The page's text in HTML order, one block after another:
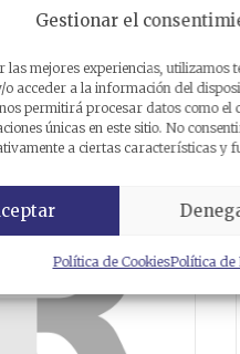
Gestionar el
las mejores experiencias, utilizamos
o acceder a la información del
permitirá procesar datos como el
únicas en este sitio. No
a ciertas características y
Política de CookiesPolítica